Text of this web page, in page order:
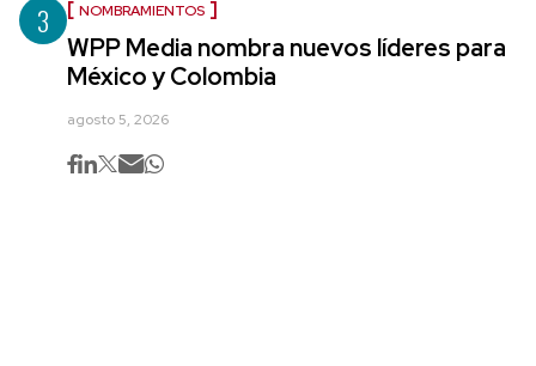
3 NOMBRAMIENTOS
WPP Media nombra nuevos líderes para
México y Colombia
agosto 5, 2026